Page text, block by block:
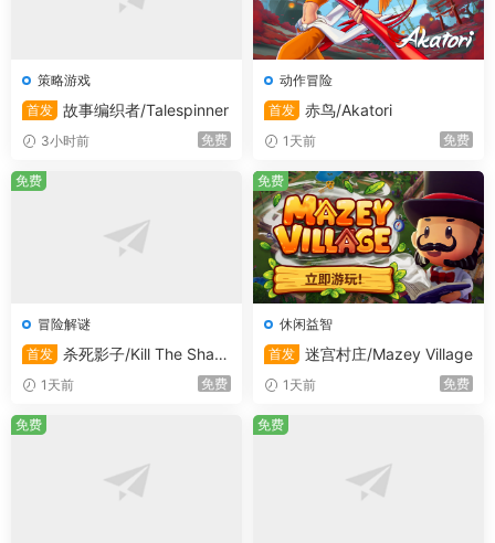
网络:
宽带互联网连接
策略游戏
首发 故事编织者/Talespinner
3小时前 免费
动作冒险
首发 赤鸟/Akatori
1天前 免费
冒险解谜
首发 杀死影子/Kill The Shad
ow 1天前 免费
免费
休闲益智
首发 迷宫村庄/Mazey Village
1天前 免费
免费
免费 免费